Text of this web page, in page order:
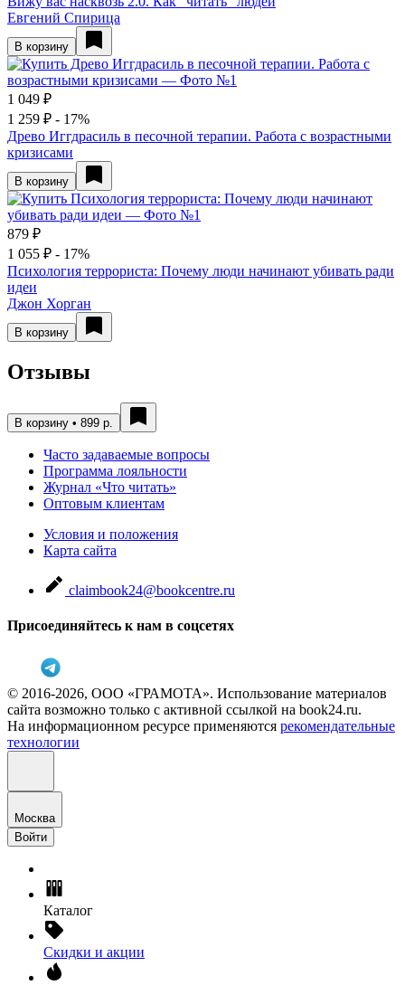
Евгений Спирица
В корзину
1 049 ₽
1 259 ₽ - 17%
Древо Иггдрасиль в песочной терапии. Работа с возрастными
кризисами
В корзину
879 ₽
1 055 ₽ - 17%
Психология террориста: Почему люди начинают убивать ради
идеи
Джон Хорган
В корзину
Отзывы
В корзину • 899 р.
Часто задаваемые вопросы
Программа лояльности
Журнал «Что читать»
Оптовым клиентам
Условия и положения
Карта сайта
claimbook24@bookcentre.ru
Присоединяйтесь к нам в соцсетях
© 2016-2026, ООО «ГРАМОТА». Использование материалов
сайта возможно только с активной ссылкой на book24.ru.
На информационном ресурсе применяются рекомендательные
технологии
Москва
Войти
Каталог
Скидки и акции